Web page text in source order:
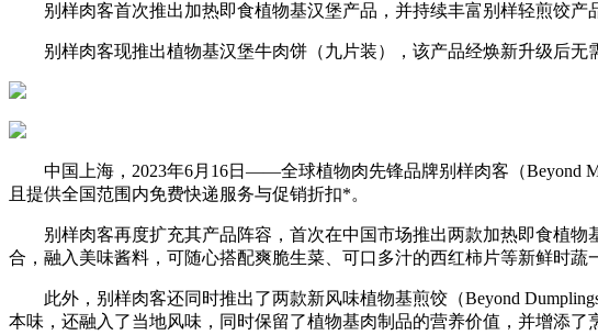
别样肉客首次推出加热即食植物基汉堡产品，并持续丰富别样轻煎饺产
别样肉客现推出植物基汉堡牛肉饼（九片装），该产品经焕新升级后无
中国上海，2023年6月16日——全球植物肉先锋品牌别样肉客（Beyond
且提供全国范围内免费快递服务与促销折扣*。
别样肉客再度扩充其产品阵容，首次在中国市场推出两款加热即食植物
合，融入美味酱料，可随心搭配爽脆生菜、可口多汁的西红柿片等新鲜时
此外，别样肉客还同时推出了两款新风味植物基煎饺（Beyond
本味，还融入了当地风味，同时保留了植物基肉制品的营养价值，并增添